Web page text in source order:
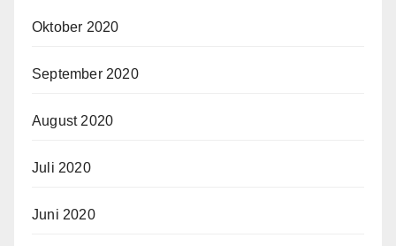
Oktober 2020
September 2020
August 2020
Juli 2020
Juni 2020